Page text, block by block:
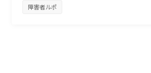
障害者ルポ